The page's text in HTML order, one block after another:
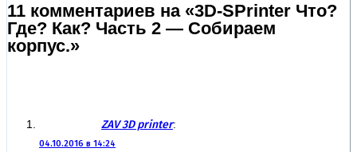
11 комментариев на «3D-SPrinter Что?
Где? Как? Часть 2 — Собираем
корпус.»
ZAV 3D printer:
04.10.2016 в 14:24